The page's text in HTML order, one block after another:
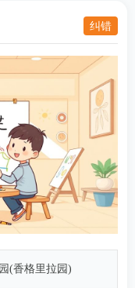
纠错
(香格里拉园)